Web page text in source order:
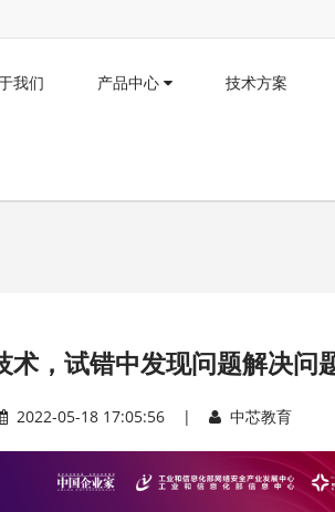
我们 产品中心 技术方案
术，试错中发现问题解决问
2022-05-18 17:05:56 | 中芯教育